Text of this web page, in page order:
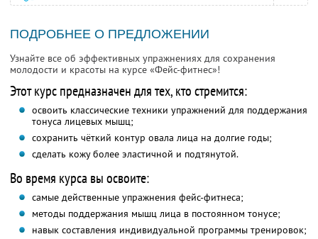
ПОДРОБНЕЕ О ПРЕДЛОЖЕНИИ
Узнайте все об эффективных упражнениях для сохранения
молодости и красоты на курсе «Фейс-фитнес»!
Этот курс предназначен для тех, кто стремится:
освоить классические техники упражнений для поддержания
тонуса лицевых мышц;
сохранить чёткий контур овала лица на долгие годы;
сделать кожу более эластичной и подтянутой.
Во время курса вы освоите:
самые действенные упражнения фейс-фитнеса;
методы поддержания мышц лица в постоянном тонусе;
навык составления индивидуальной программы тренировок;